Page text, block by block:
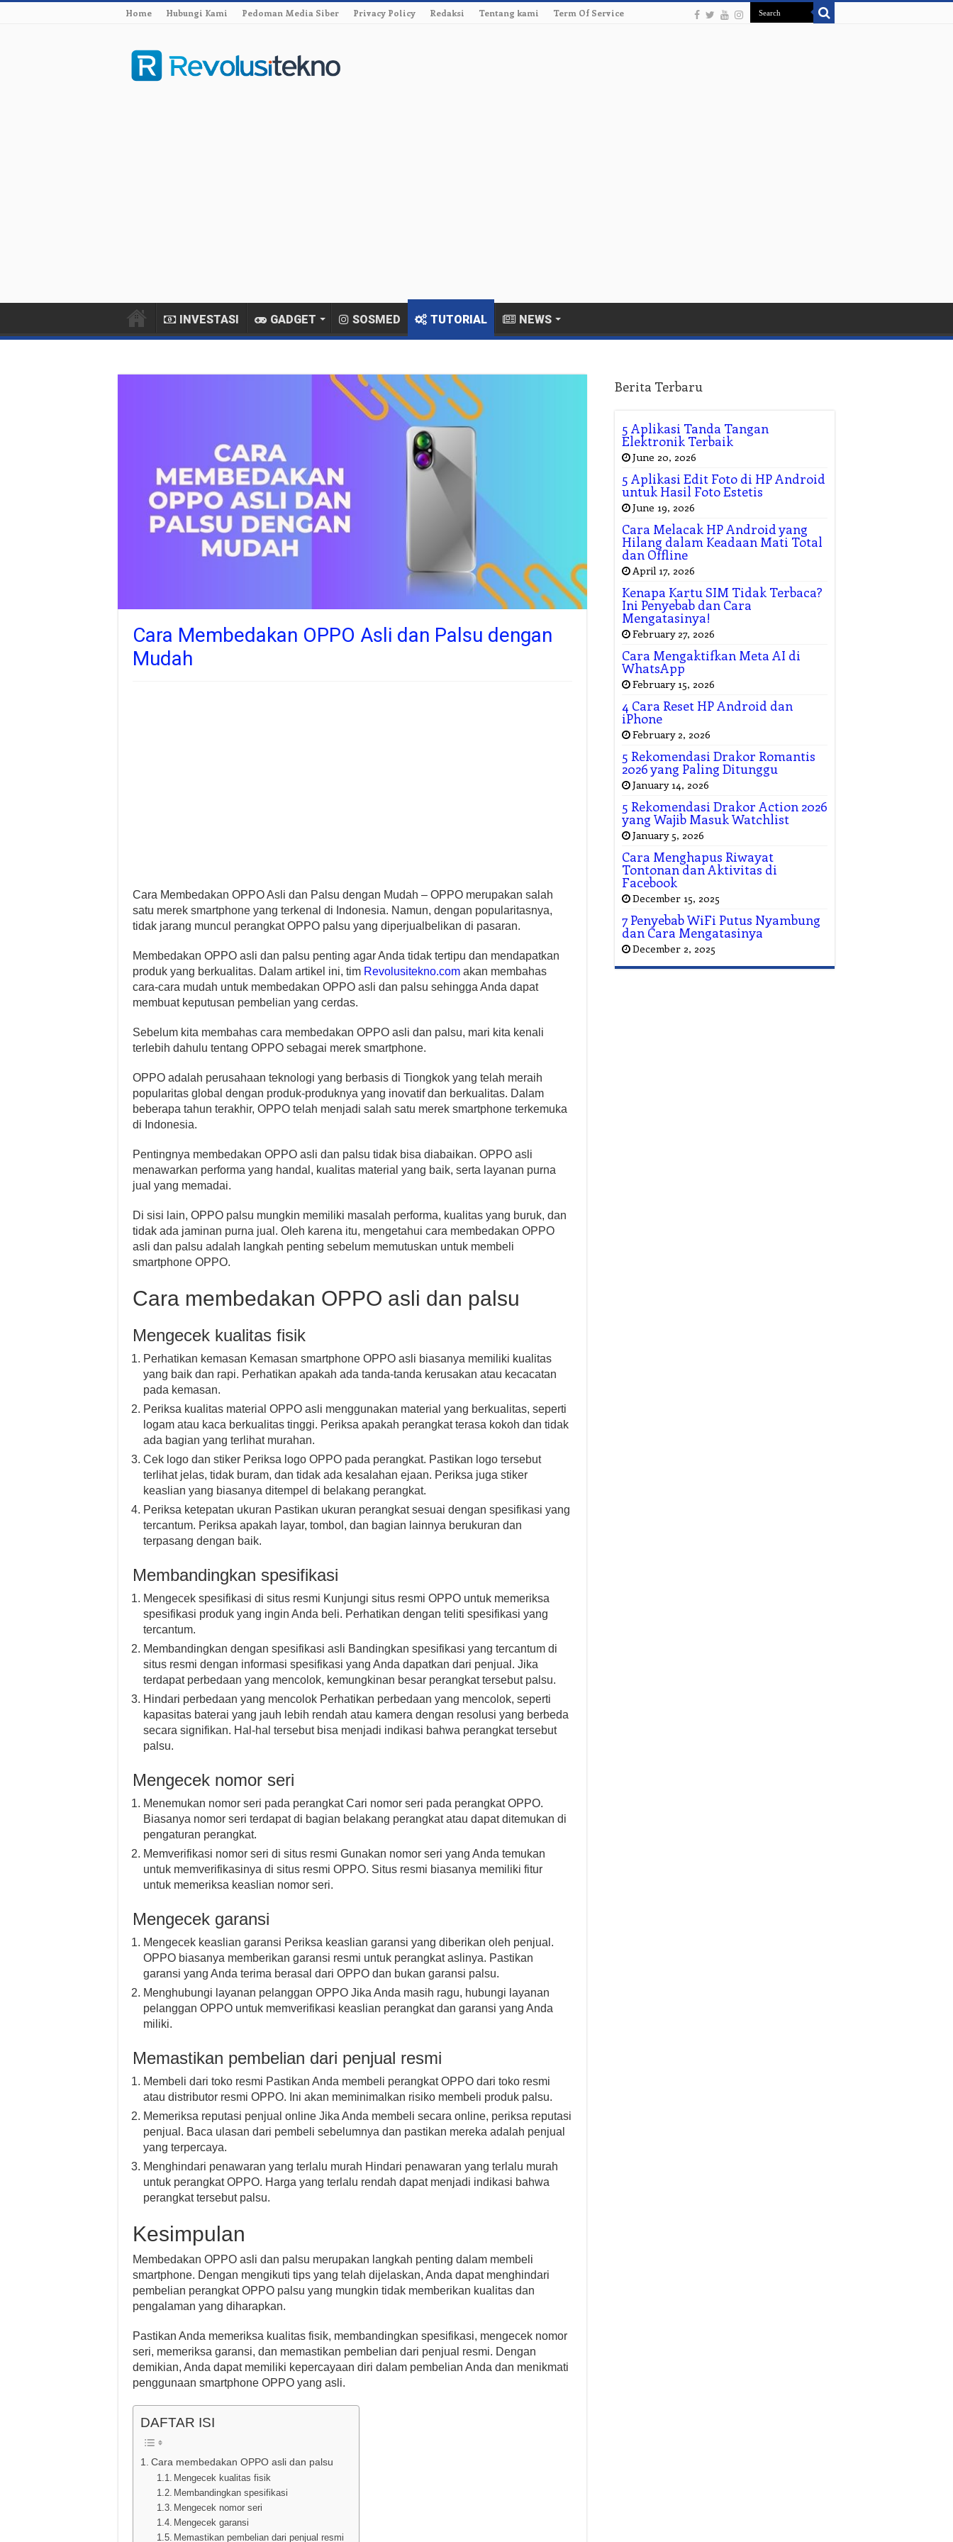
Home Hubungi Kami Pedoman Media Siber Privacy Policy Redaksi Tentang kami Term Of Service
INVESTASI GADGET SOSMED TUTORIAL NEWS
Cara Membedakan OPPO Asli dan Palsu dengan
Mudah
Cara Membedakan OPPO Asli dan Palsu dengan Mudah – OPPO merupakan salah
satu merek smartphone yang terkenal di Indonesia. Namun, dengan popularitasnya,
tidak jarang muncul perangkat OPPO palsu yang diperjualbelikan di pasaran.
Membedakan OPPO asli dan palsu penting agar Anda tidak tertipu dan mendapatkan
produk yang berkualitas. Dalam artikel ini, tim Revolusitekno.com akan membahas
cara-cara mudah untuk membedakan OPPO asli dan palsu sehingga Anda dapat
membuat keputusan pembelian yang cerdas.
Sebelum kita membahas cara membedakan OPPO asli dan palsu, mari kita kenali
terlebih dahulu tentang OPPO sebagai merek smartphone.
OPPO adalah perusahaan teknologi yang berbasis di Tiongkok yang telah meraih
popularitas global dengan produk-produknya yang inovatif dan berkualitas. Dalam
beberapa tahun terakhir, OPPO telah menjadi salah satu merek smartphone terkemuka
di Indonesia.
Pentingnya membedakan OPPO asli dan palsu tidak bisa diabaikan. OPPO asli
menawarkan performa yang handal, kualitas material yang baik, serta layanan purna
jual yang memadai.
Di sisi lain, OPPO palsu mungkin memiliki masalah performa, kualitas yang buruk, dan
tidak ada jaminan purna jual. Oleh karena itu, mengetahui cara membedakan OPPO
asli dan palsu adalah langkah penting sebelum memutuskan untuk membeli
smartphone OPPO.
Cara membedakan OPPO asli dan palsu
Mengecek kualitas fisik
Perhatikan kemasan Kemasan smartphone OPPO asli biasanya memiliki kualitas
yang baik dan rapi. Perhatikan apakah ada tanda-tanda kerusakan atau kecacatan
pada kemasan.
Periksa kualitas material OPPO asli menggunakan material yang berkualitas, seperti
logam atau kaca berkualitas tinggi. Periksa apakah perangkat terasa kokoh dan tidak
ada bagian yang terlihat murahan.
Cek logo dan stiker Periksa logo OPPO pada perangkat. Pastikan logo tersebut
terlihat jelas, tidak buram, dan tidak ada kesalahan ejaan. Periksa juga stiker
keaslian yang biasanya ditempel di belakang perangkat.
Periksa ketepatan ukuran Pastikan ukuran perangkat sesuai dengan spesifikasi yang
tercantum. Periksa apakah layar, tombol, dan bagian lainnya berukuran dan
terpasang dengan baik.
Membandingkan spesifikasi
Mengecek spesifikasi di situs resmi Kunjungi situs resmi OPPO untuk memeriksa
spesifikasi produk yang ingin Anda beli. Perhatikan dengan teliti spesifikasi yang
tercantum.
Membandingkan dengan spesifikasi asli Bandingkan spesifikasi yang tercantum di
situs resmi dengan informasi spesifikasi yang Anda dapatkan dari penjual. Jika
terdapat perbedaan yang mencolok, kemungkinan besar perangkat tersebut palsu.
Hindari perbedaan yang mencolok Perhatikan perbedaan yang mencolok, seperti
kapasitas baterai yang jauh lebih rendah atau kamera dengan resolusi yang berbeda
secara signifikan. Hal-hal tersebut bisa menjadi indikasi bahwa perangkat tersebut
palsu.
Mengecek nomor seri
Menemukan nomor seri pada perangkat Cari nomor seri pada perangkat OPPO.
Biasanya nomor seri terdapat di bagian belakang perangkat atau dapat ditemukan di
pengaturan perangkat.
Memverifikasi nomor seri di situs resmi Gunakan nomor seri yang Anda temukan
untuk memverifikasinya di situs resmi OPPO. Situs resmi biasanya memiliki fitur
untuk memeriksa keaslian nomor seri.
Mengecek garansi
Mengecek keaslian garansi Periksa keaslian garansi yang diberikan oleh penjual.
OPPO biasanya memberikan garansi resmi untuk perangkat aslinya. Pastikan
garansi yang Anda terima berasal dari OPPO dan bukan garansi palsu.
Menghubungi layanan pelanggan OPPO Jika Anda masih ragu, hubungi layanan
pelanggan OPPO untuk memverifikasi keaslian perangkat dan garansi yang Anda
miliki.
Memastikan pembelian dari penjual resmi
Membeli dari toko resmi Pastikan Anda membeli perangkat OPPO dari toko resmi
atau distributor resmi OPPO. Ini akan meminimalkan risiko membeli produk palsu.
Memeriksa reputasi penjual online Jika Anda membeli secara online, periksa reputasi
penjual. Baca ulasan dari pembeli sebelumnya dan pastikan mereka adalah penjual
yang terpercaya.
Menghindari penawaran yang terlalu murah Hindari penawaran yang terlalu murah
untuk perangkat OPPO. Harga yang terlalu rendah dapat menjadi indikasi bahwa
perangkat tersebut palsu.
Kesimpulan
Membedakan OPPO asli dan palsu merupakan langkah penting dalam membeli
smartphone. Dengan mengikuti tips yang telah dijelaskan, Anda dapat menghindari
pembelian perangkat OPPO palsu yang mungkin tidak memberikan kualitas dan
pengalaman yang diharapkan.
Pastikan Anda memeriksa kualitas fisik, membandingkan spesifikasi, mengecek nomor
seri, memeriksa garansi, dan memastikan pembelian dari penjual resmi. Dengan
demikian, Anda dapat memiliki kepercayaan diri dalam pembelian Anda dan menikmati
penggunaan smartphone OPPO yang asli.
DAFTAR ISI
Cara membedakan OPPO asli dan palsu
Mengecek kualitas fisik
Membandingkan spesifikasi
Mengecek nomor seri
Mengecek garansi
Memastikan pembelian dari penjual resmi
Berita Terbaru
5 Aplikasi Tanda Tangan
Elektronik Terbaik
June 20, 2026
5 Aplikasi Edit Foto di HP Android
untuk Hasil Foto Estetis
June 19, 2026
Cara Melacak HP Android yang
Hilang dalam Keadaan Mati Total
dan Offline
April 17, 2026
Kenapa Kartu SIM Tidak Terbaca?
Ini Penyebab dan Cara
Mengatasinya!
February 27, 2026
Cara Mengaktifkan Meta AI di
WhatsApp
February 15, 2026
4 Cara Reset HP Android dan
iPhone
February 2, 2026
5 Rekomendasi Drakor Romantis
2026 yang Paling Ditunggu
January 14, 2026
5 Rekomendasi Drakor Action 2026
yang Wajib Masuk Watchlist
January 5, 2026
Cara Menghapus Riwayat
Tontonan dan Aktivitas di
Facebook
December 15, 2025
7 Penyebab WiFi Putus Nyambung
dan Cara Mengatasinya
December 2, 2025